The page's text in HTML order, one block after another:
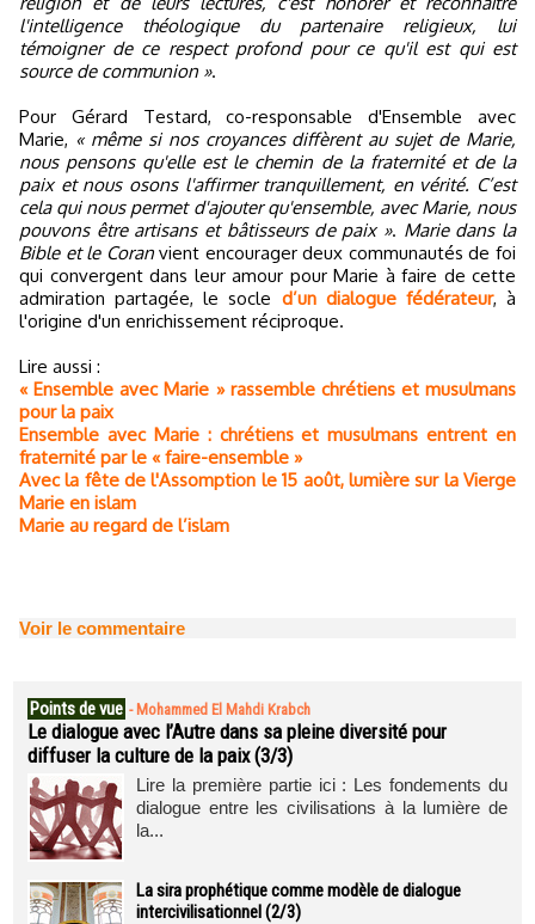
l'intelligence théologique du partenaire religieux, lui
témoigner de ce respect profond pour ce qu'il est qui est
source de communion ».
Pour Gérard Testard, co-responsable d'Ensemble avec
Marie, « même si nos croyances diffèrent au sujet de Marie,
nous pensons qu'elle est le chemin de la fraternité et de la
paix et nous osons l'affirmer tranquillement, en vérité. C’est
cela qui nous permet d'ajouter qu'ensemble, avec Marie, nous
pouvons être artisans et bâtisseurs de paix ». Marie dans la
Bible et le Coranvient encourager deux communautés de foi
qui convergent dans leur amour pour Marie à faire de cette
admiration partagée, le socle d’un dialogue fédérateur, à
l'origine d'un enrichissement réciproque.
Lire aussi :
« Ensemble avec Marie » rassemble chrétiens et musulmans
pour la paix
Ensemble avec Marie : chrétiens et musulmans entrent en
fraternité par le « faire-ensemble »
Avec la fête de l'Assomption le 15 août, lumière sur la Vierge
Marie en islam
Marie au regard de l’islam
Voir le commentaire
Points de vue - Mohammed El Mahdi Krabch
Le dialogue avec l’Autre dans sa pleine diversité pour
diffuser la culture de la paix (3/3)
Lire la première partie ici : Les fondements du
dialogue entre les civilisations à la lumière de
la...
La sira prophétique comme modèle de dialogue
intercivilisationnel (2/3)